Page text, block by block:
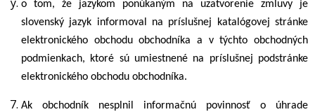
o tom, že jazykom ponúkaným na uzatvorenie zmluvy je
slovenský jazyk informoval na príslušnej katalógovej stránke
elektronického obchodu obchodníka a v týchto obchodných
podmienkach, ktoré sú umiestnené na príslušnej podstránke
elektronického obchodu obchodníka.
Ak obchodník nesplnil informačnú povinnosť o úhrade